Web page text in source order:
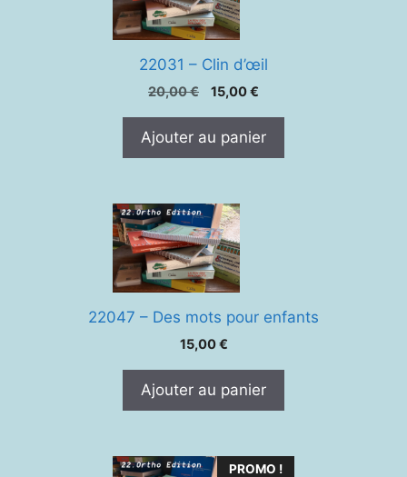
22031 – Clin d’œil
20,00€
Le
était :
15,00€
est :
Ajouter au panier
22047 – Des mots pour enfants
15,00€
Ajouter au panier
PROMO !